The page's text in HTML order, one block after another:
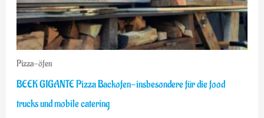
Pizza-öfen
BEEK GIGANTE Pizza Backofen-insbesondere für die food
trucks und mobile catering